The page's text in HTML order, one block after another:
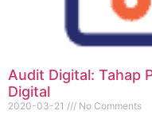
Audit Digital: Tahap
Digital
2020-03-21 No Comments